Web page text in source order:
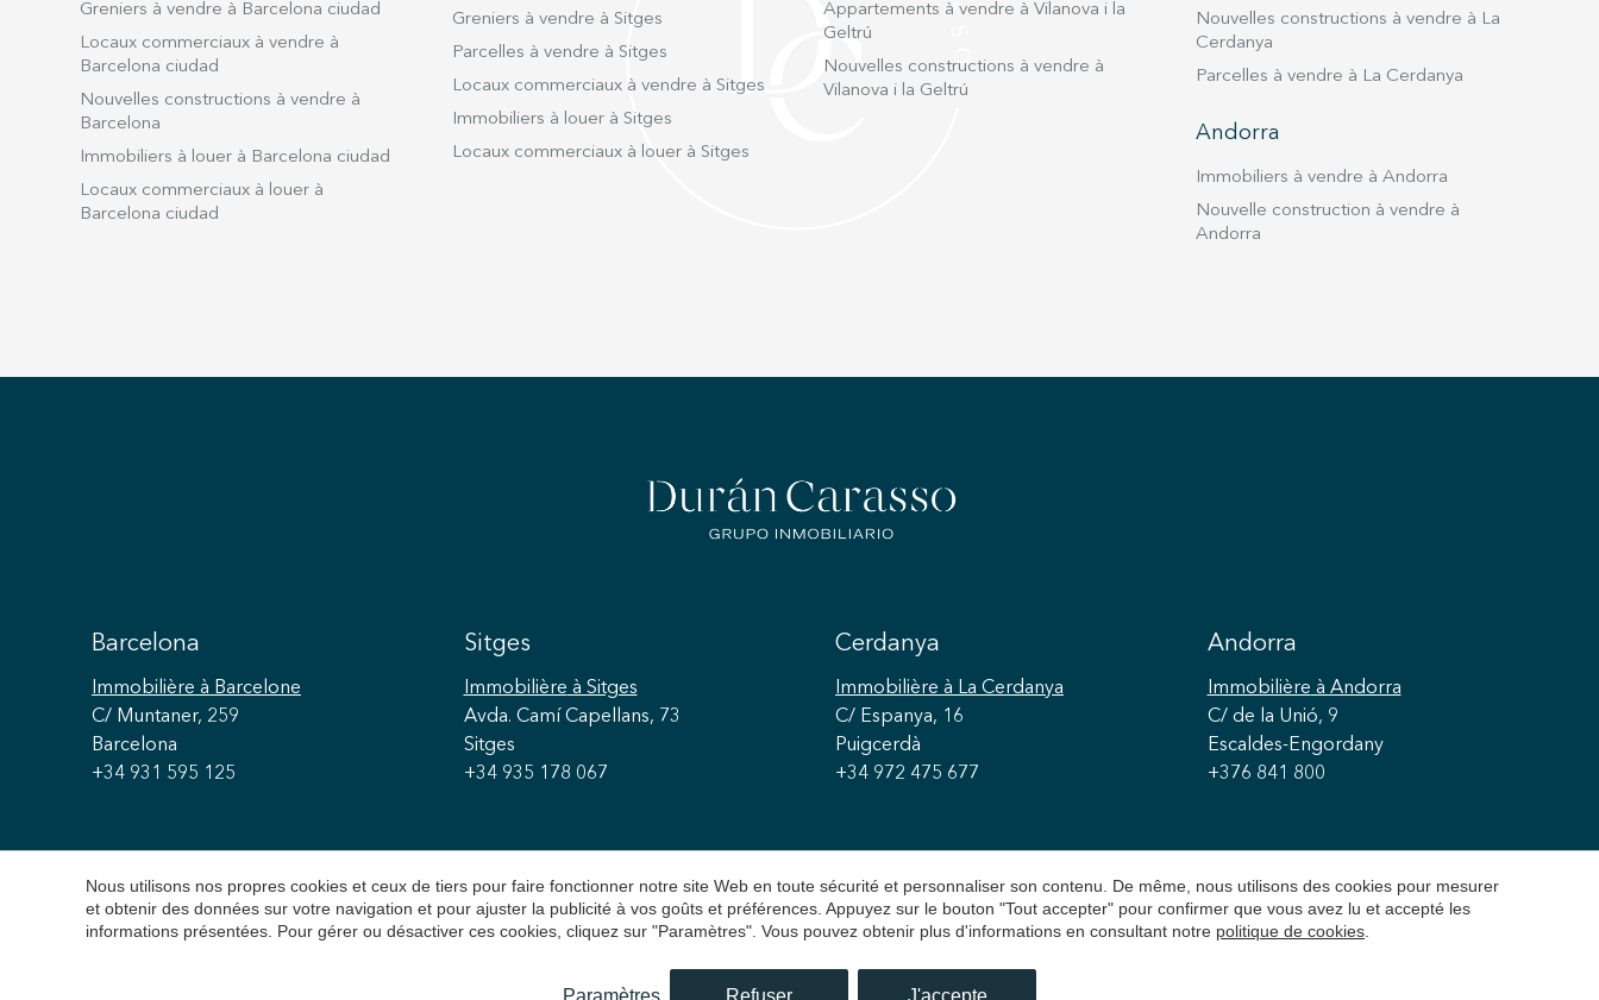
Greniers à vendre à Barcelona ciudad
Locaux commerciaux à vendre à
Barcelona ciudad
Nouvelles constructions à vendre à
Barcelona
Immobiliers à louer à Barcelona ciudad
Locaux commerciaux à louer à
Barcelona ciudad
Greniers à vendre à Sitges
Parcelles à vendre à Sitges
Locaux commerciaux à vendre à Sitges
Immobiliers à louer à Sitges
Locaux commerciaux à louer à Sitges
Appartements à vendre à Vilanova i la
Geltrú
Nouvelles constructions à vendre à
Vilanova i la Geltrú
Nouvelles constructions à vendre à La
Cerdanya
Parcelles à vendre à La Cerdanya
Andorra
Immobiliers à vendre à Andorra
Nouvelle construction à vendre à
Andorra
Barcelona
Immobilière à Barcelone
C/ Muntaner, 259
Barcelona
+34 931 595 125
Sitges
Immobilière à Sitges
Avda. Camí Capellans, 73
Sitges
+34 935 178 067
Cerdanya
Immobilière à La Cerdanya
C/ Espanya, 16
Puigcerdà
+34 972 475 677
Andorra
Immobilière à Andorra
C/ de la Unió, 9
Escaldes-Engordany
+376 841 800
Nous utilisons nos propres cookies et ceux de tiers pour faire fonctionner notre site Web en toute sécurité et personnaliser son contenu. De même, nous utilisons des cookies pour mesurer
et obtenir des données sur votre navigation et pour ajuster la publicité à vos goûts et préférences. Appuyez sur le bouton "Tout accepter" pour confirmer que vous avez lu et accepté les
informations présentées. Pour gérer ou désactiver ces cookies, cliquez sur "Paramètres". Vous pouvez obtenir plus d'informations en consultant notre politique de cookies
Paramètres Refuser J'accepte